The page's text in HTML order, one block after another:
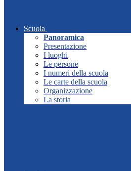
Scuola
Panoramica
Presentazione
I luoghi
Le persone
I numeri della scuola
Le carte della scuola
Organizzazione
La storia